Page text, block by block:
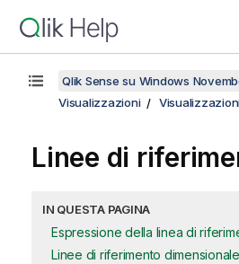
Qlik Sense su Windows
Visualizzazioni
Linee di
IN QUESTA PAGINA
Espressione della linea di
Linee di riferimento dimensionale